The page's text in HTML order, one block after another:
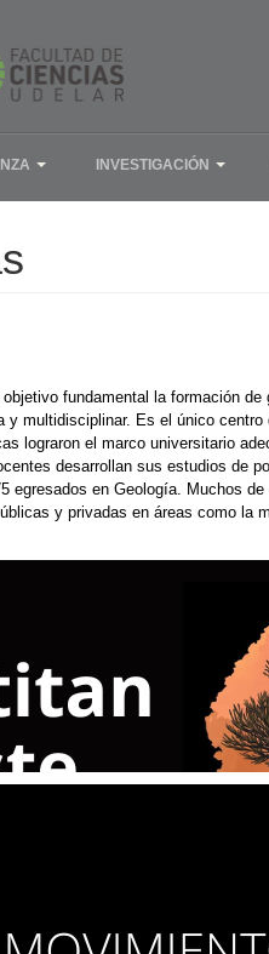
INVESTIGACIÓN
fundamental la formación
multidisciplinar. Es el único
lograron el marco universitario
desarrollan sus estudios de
egresados en Geología. Muchos
y privadas en áreas como la